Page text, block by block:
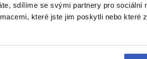
sdílíme se svými partnery pro sociální
které jste jim poskytli nebo které
zavedou i tam, kde